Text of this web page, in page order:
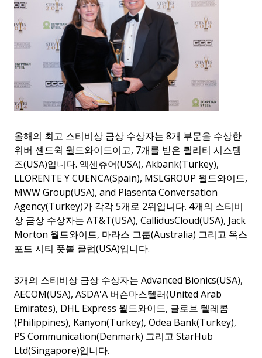
올해의 최고 스티비상 금상 수상자는 8개 부문을 수상한
위버 셴드윅 월드와이드이고, 7개를 받은 퀄리티 시스템
즈(USA)입니다. 엑센츄어(USA), Akbank(Turkey),
LLORENTE Y CUENCA(Spain), MSLGROUP 월드와이드,
MWW Group(USA), and Plasenta Conversation
Agency(Turkey)가 각각 5개로 2위입니다. 4개의 스티비
상 금상 수상자는 AT&T(USA), CallidusCloud(USA), Jack
Morton 월드와이드, 마라스 그룹(Australia) 그리고 옥스
포드 시티 풋볼 클럽(USA)입니다.
3개의 스티비상 금상 수상자는 Advanced Bionics(USA),
AECOM(USA), ASDA'A 버슨마스텔러(United Arab
Emirates), DHL Express 월드와이드, 글로브 텔레콤
(Philippines), Kanyon(Turkey), Odea Bank(Turkey),
PS Communication(Denmark) 그리고 StarHub
Ltd(Singapore)입니다.